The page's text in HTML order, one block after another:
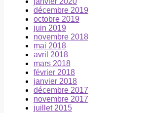
décembre 2019
octobre 2019
juin 2019
novembre 2018
mai 2018
avril 2018
mars 2018
février 2018
janvier 2018
décembre 2017
novembre 2017
juillet 2015